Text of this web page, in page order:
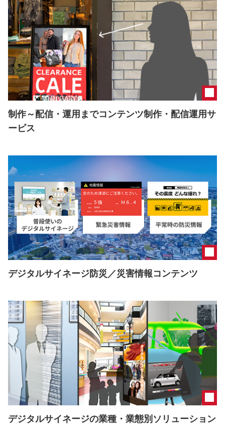
制作～配信・運用までコンテンツ制作・配信運用サ
ービス
デジタルサイネージ防災／災害情報コンテンツ
デジタルサイネージの業種・業態別ソリューション